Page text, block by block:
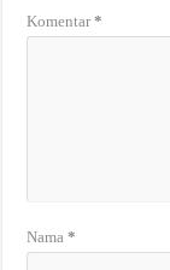
Komentar*
Nama*